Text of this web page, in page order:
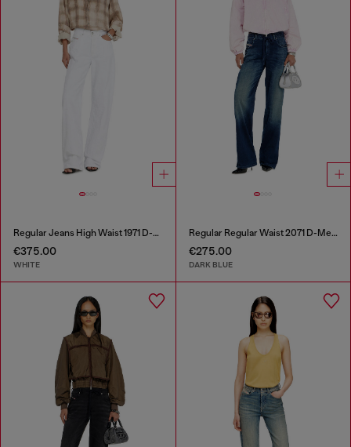
Regular Jeans High Waist 1971 D-Sent
€375.00
WHITE
Regular Regular Waist 2071 D-Meel Joggjeans®
€275.00
DARK BLUE